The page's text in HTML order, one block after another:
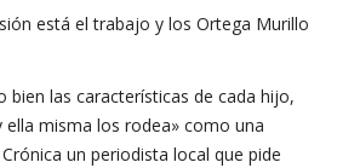
está el trabajo y los Ortega Murillo
bien las características de cada hijo,
ella misma los rodea» como una
un periodista local que pide